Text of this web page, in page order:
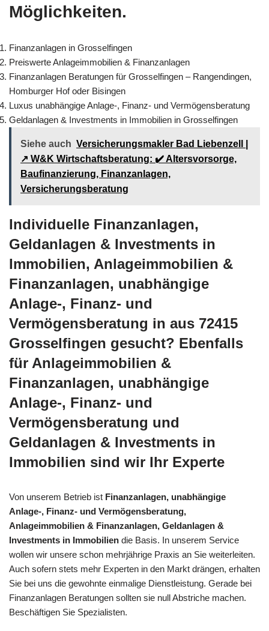
Möglichkeiten.
Finanzanlagen in Grosselfingen
Preiswerte Anlageimmobilien & Finanzanlagen
Finanzanlagen Beratungen für Grosselfingen – Rangendingen,
Homburger Hof oder Bisingen
Luxus unabhängige Anlage-, Finanz- und Vermögensberatung
Geldanlagen & Investments in Immobilien in Grosselfingen
Siehe auch Versicherungsmakler Bad Liebenzell |
↗️ W&K Wirtschaftsberatung: ✔️ Altersvorsorge,
Baufinanzierung, Finanzanlagen,
Versicherungsberatung
Individuelle Finanzanlagen,
Geldanlagen & Investments in
Immobilien, Anlageimmobilien &
Finanzanlagen, unabhängige
Anlage-, Finanz- und
Vermögensberatung in aus 72415
Grosselfingen gesucht? Ebenfalls
für Anlageimmobilien &
Finanzanlagen, unabhängige
Anlage-, Finanz- und
Vermögensberatung und
Geldanlagen & Investments in
Immobilien sind wir Ihr Experte
Von unserem Betrieb ist Finanzanlagen, unabhängige
Anlage-, Finanz- und Vermögensberatung,
Anlageimmobilien & Finanzanlagen, Geldanlagen &
Investments in Immobilien die Basis. In unserem Service
wollen wir unsere schon mehrjährige Praxis an Sie weiterleiten.
Auch sofern stets mehr Experten in den Markt drängen, erhalten
Sie bei uns die gewohnte einmalige Dienstleistung. Gerade bei
Finanzanlagen Beratungen sollten sie null Abstriche machen.
Beschäftigen Sie Spezialisten.